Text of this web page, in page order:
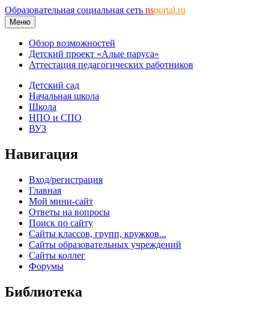
Образовательная социальная сеть nsportal.ru
Меню
Обзор возможностей
Детский проект «Алые паруса»
Аттестация педагогических работников
Детский сад
Начальная школа
Школа
НПО и СПО
ВУЗ
Навигация
Вход/регистрация
Главная
Мой мини-сайт
Ответы на вопросы
Поиск по сайту
Сайты классов, групп, кружков...
Сайты образовательных учреждений
Сайты коллег
Форумы
Библиотека